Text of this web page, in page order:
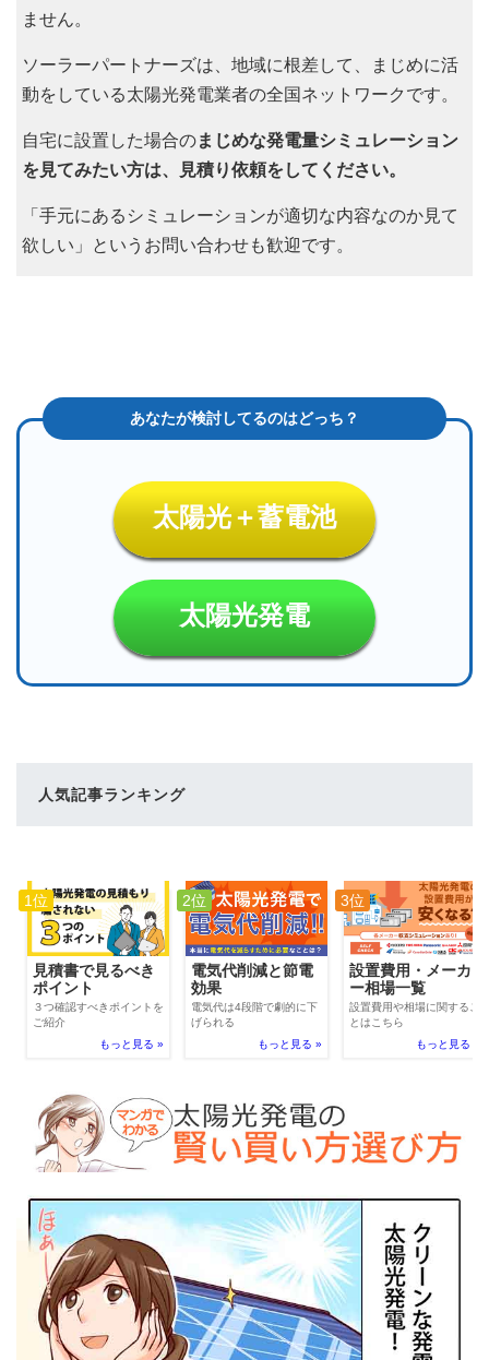
ません。
ソーラーパートナーズは、地域に根差して、まじめに活
動をしている太陽光発電業者の全国ネットワークです。
自宅に設置した場合のまじめな発電量シミュレーション
を見てみたい方は、見積り依頼をしてください。
「手元にあるシミュレーションが適切な内容なのか見て
欲しい」というお問い合わせも歓迎です。
太陽光＋蓄電池
太陽光発電
人気記事ランキング
1位
見積書で見るべき
ポイント
３つ確認すべきポイントを
ご紹介
もっと見る »
2位
電気代削減と節電
効果
電気代は4段階で劇的に下
げられる
もっと見る »
3位
設置費用・メーカ
ー相場一覧
設置費用や相場に関するこ
とはこちら
もっと見る »